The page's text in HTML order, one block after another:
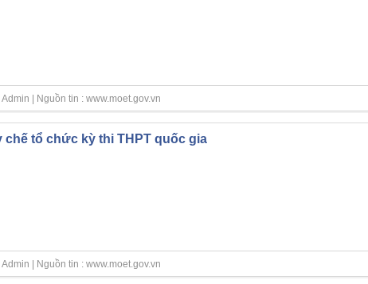
| Nguồn tin : www.moet.gov.vn
chế tổ chức kỳ thi THPT quốc gia
| Nguồn tin : www.moet.gov.vn